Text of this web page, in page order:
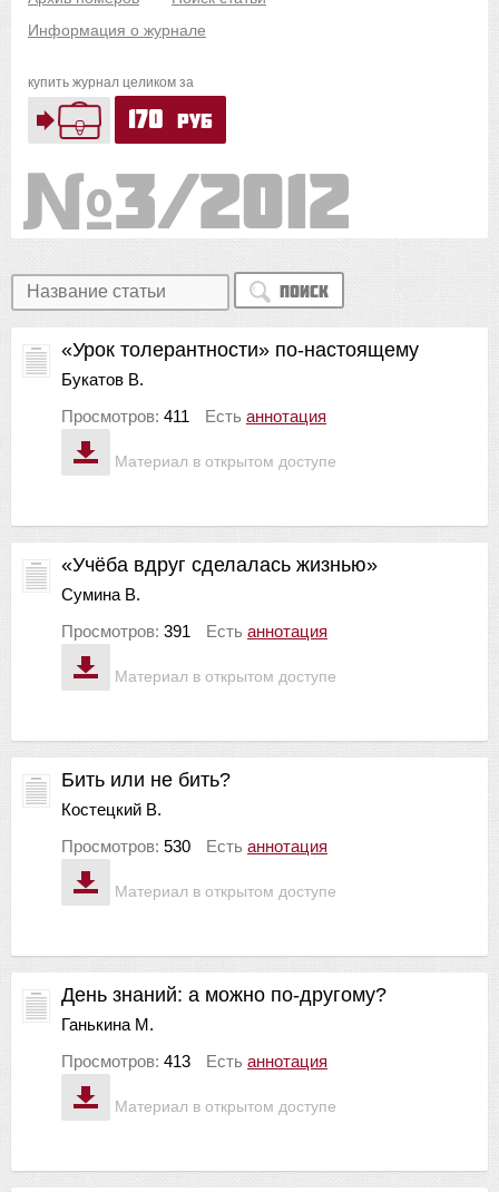
Информация о журнале
купить журнал целиком за
170 руб
3/2012
Поиск
Материал в открытом доступе
«Урок толерантности» по-настоящему
Букатов В.
Просмотров: 411 Есть аннотация
Материал в открытом доступе
«Учëба вдруг сделалась жизнью»
Сумина В.
Просмотров: 391 Есть аннотация
Материал в открытом доступе
Бить или не бить?
Костецкий В.
Просмотров: 530 Есть аннотация
Материал в открытом доступе
День знаний: а можно по-другому?
Ганькина М.
Просмотров: 413 Есть аннотация